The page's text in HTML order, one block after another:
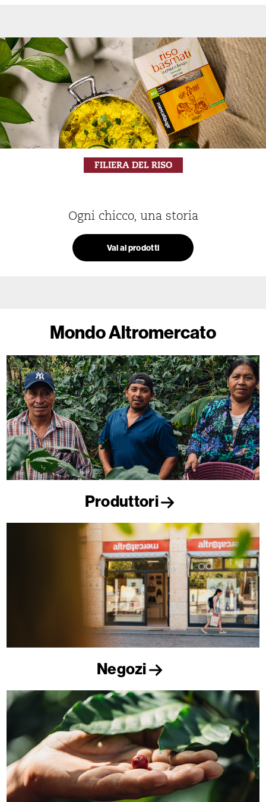
FILIERA DEL RISO
Ogni chicco, una storia
Vai ai prodotti
Mondo Altromercato
Produttori
Negozi